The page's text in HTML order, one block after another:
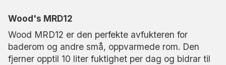
Wood's MRD12
Wood MRD12 er den perfekte avfukteren for
baderom og andre små, oppvarmede rom. Den
fjerner opptil 10 liter fuktighet per dag og bidrar til